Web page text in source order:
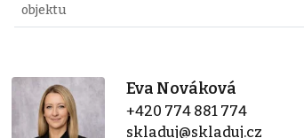
objektu
Eva Nováková
+420 774 881 774
skladuj@skladuj.cz